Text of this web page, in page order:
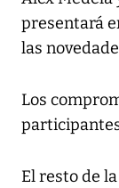
presentará
las
Los
El resto de